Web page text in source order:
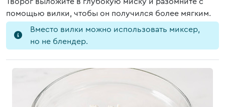
помощью вилки, чтобы он получился более мягким.
Вместо вилки можно использовать миксер,
но не блендер.